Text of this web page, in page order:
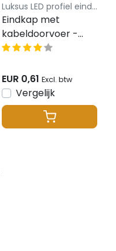
Luksus LED profiel eindkapjes
Eindkap met
kabeldoorvoer -
304ALU
EUR 0,61 Excl. btw
Vergelijk